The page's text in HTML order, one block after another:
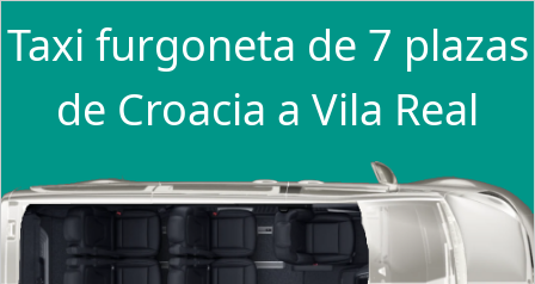
Taxi furgoneta de 7 plazas
de Croacia a Vila Real